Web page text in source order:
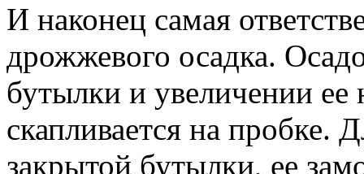
И наконец самая
дрожжевого осадка.
бутылки и увеличении ее
скапливается на пробке.
закрытой бутылки, ее